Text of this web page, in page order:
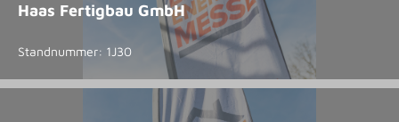
Haas Fertigbau GmbH
Standnummer: 1J30